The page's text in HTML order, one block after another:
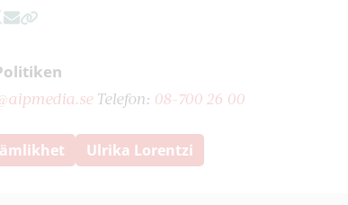
Telefon: 08-700 26 00
Ulrika Lorentzi